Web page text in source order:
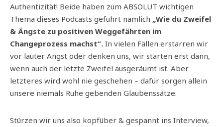
Authentizität! Beide haben zum ABSOLUT wichtigen
Thema dieses Podcasts geführt nämlich „Wie du Zweifel
& Ängste zu positiven Weggefährten im
Changeprozess machst“. In vielen Fällen erstarren wir
vor lauter Angst oder denken uns, wir starten erst dann,
wenn auch der letzte Zweifel ausgeräumt ist. Aber
letzteres wird wohl nie geschehen – dafür sorgen allein
unsere niemals Ruhe gebenden Glaubenssätze.
Stürzen wir uns also kopfüber & gespannt ins Interview,